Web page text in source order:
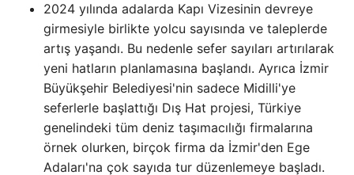
2024 yılında adalarda Kapı Vizesinin devreye
girmesiyle birlikte yolcu sayısında ve taleplerde
artış yaşandı. Bu nedenle sefer sayıları artırılarak
yeni hatların planlamasına başlandı. Ayrıca İzmir
Büyükşehir Belediyesi'nin sadece Midilli'ye
seferlerle başlattığı Dış Hat projesi, Türkiye
genelindeki tüm deniz taşımacılığı firmalarına
örnek olurken, birçok firma da İzmir'den Ege
Adaları'na çok sayıda tur düzenlemeye başladı.